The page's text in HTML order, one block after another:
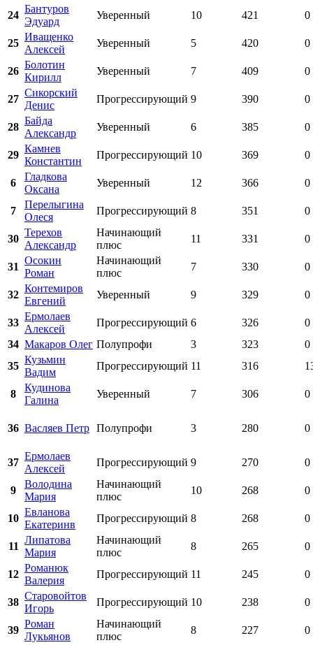
24
Бантуров
Эдуард
Уверенный 10 421 0
25
Иващенко
Алексей
Уверенный 5 420 0
26
Болотин
Кирилл
Уверенный 7 409 0
27
Сикорский
Денис
Прогрессирующий 9 390 0
28
Байда
Александр
Уверенный 6 385 0
29
Камнев
Константин
Прогрессирующий 10 369 0
6
Гладкова
Оксана
Уверенный 12 366 0
7
Перелыгина
Олеся
Прогрессирующий 8 351 0
30
Терехов
Александр
Начинающий
плюс
11 331 0
31
Осокин
Роман
Начинающий
плюс
7 330 0
32
Контемиров
Евгений
Уверенный 9 329 0
33
Ермолаев
Алексей
Прогрессирующий 6 326
0
34 Макаров Олег Полупрофи 3 323
0
35
Кузьмин
Вадим
Прогрессирующий 11 316
8
Кудинова
Галина
Уверенный 7 306 0
36 Васляев Петр Полупрофи 3 280 0
37
Ермолаев
Алексей
Прогрессирующий 9 270 0
9
Володина
Мария
Начинающий
плюс
10 268 0
10
Евланова
Екатеринв
Прогрессирующий 8 268 0
11
Липатова
Мария
Начинающий
плюс
8 265 0
12
Романюк
Валерия
Прогрессирующий 11 245 0
38
Старовойтов
Игорь
Прогрессирующий 10 238 0
39
Роман
Лукьянов
Начинающий
плюс
8 227 0